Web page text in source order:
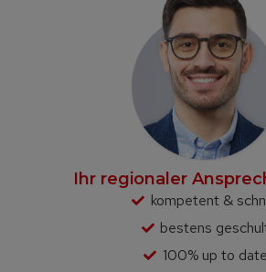
Ihr regionaler
kompetent &
bestens
100% up to date